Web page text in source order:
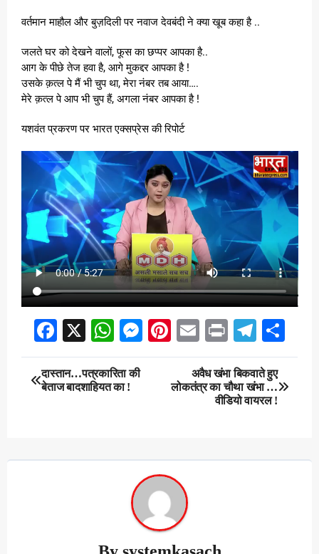
वर्तमान माहौल और बुज़दिली पर नवाज देवबंदी ने क्या खूब कहा है ..
जलते घर को देखने वालों, फूस का छप्पर आपका है..
आग के पीछे तेज हवा है, आगे मुकद्दर आपका है !
उसके क़त्ल पे मैं भी चुप था, मेरा नंबर तब आया….
मेरे क़त्ल पे आप भी चुप हैं, अगला नंबर आपका है !
यशवंत प्रकरण पर भारत एक्सप्रेस की रिपोर्ट
Facebook
X WhatsApp
Messenger
Pinterest
EmailPrint
Post
navigation
दास्तान…पत्रकारिता की
बेताज बादशाहियत का !
अवैध खंभा बिकवाते हुए
लोकतंत्र का चौथा खंभा …
वीडियो वायरल !